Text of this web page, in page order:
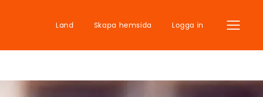
Land Skapa hemsida Logga in